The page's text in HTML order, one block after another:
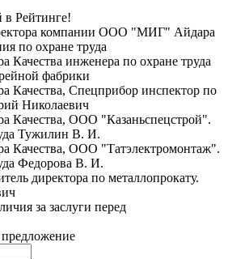
в Рейтинге!
компании ООО "МИГ" Айдара
по oхранe трудa
Качества инженера по oхранe трудa
фабрики
Качества, Спецприбор инспектор по
Николаевич
Качества, ООО "Казаньспецстрой".
Тужилин В. И.
Качества, ООО "Татэлектромонтаж".
Федорова В. И.
директора по металлопрокату.
за заслуги перед